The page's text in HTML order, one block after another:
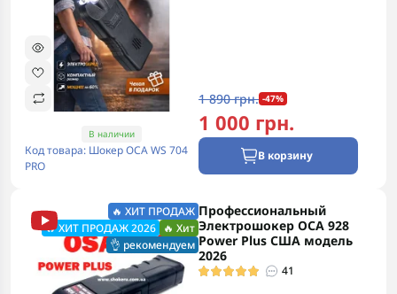
В наличии
Код товара: Шокер ОСА WS 704
PRO
1 890 грн. -47%
1 000 грн.
В корзину
🔥 ХИТ ПРОДАЖ
🔥 ХИТ ПРОДАЖ 2026 🔥 Хит
👌 рекомендуем
Профессиональный
Электрошокер ОСА 928
Power Plus США модель
2026
41